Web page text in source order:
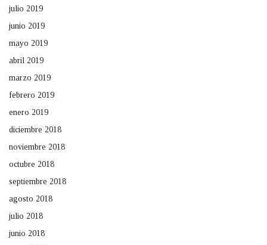
julio 2019
junio 2019
mayo 2019
abril 2019
marzo 2019
febrero 2019
enero 2019
diciembre 2018
noviembre 2018
octubre 2018
septiembre 2018
agosto 2018
julio 2018
junio 2018